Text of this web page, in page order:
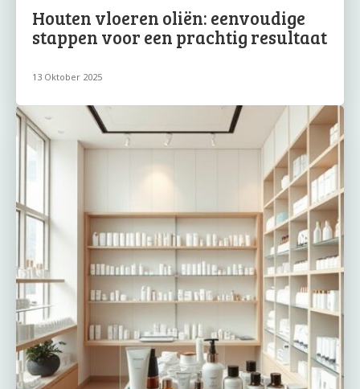
Houten vloeren oliën: eenvoudige
stappen voor een prachtig resultaat
13 Oktober 2025